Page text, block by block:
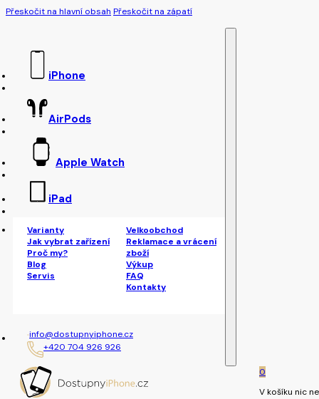
Přeskočit na hlavní obsah Přeskočit na zápatí
iPhone
AirPods
Apple Watch
iPad
Varianty
Jak vybrat zařízení
Proč my?
Blog
Servis
Velkoobchod
Reklamace a vrácení
zboží
Výkup
FAQ
Kontakty
info@dostupnyiphone.cz
+420 704 926 926
0
V košíku nic